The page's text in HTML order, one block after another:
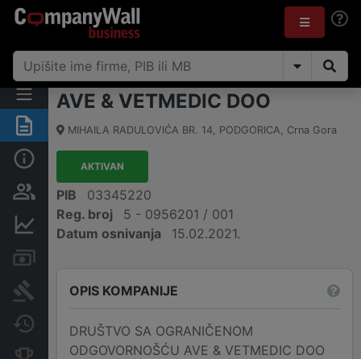
Sažetak
Osobe i vlasništvo
Finansijski podaci
Arhiva sudskih objava
Promjene
Konkurentne kompanije
AVE & VETMEDIC DOO
MIHAILA RADULOVIĆA BR. 14, PODGORICA, Crna Gora
AKTIVAN
PIB
03345220
Reg. broj
5 - 0956201 / 001
Datum osnivanja
15.02.2021.
OPIS KOMPANIJE
DRUŠTVO SA OGRANIČENOM
ODGOVORNOŠĆU AVE & VETMEDIC DOO